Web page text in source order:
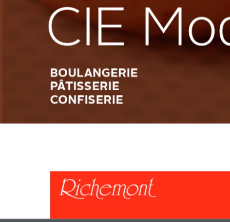
CIE
BOULANGERIE
PÂTISSERIE
CONFISERIE